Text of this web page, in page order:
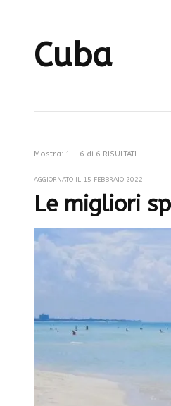
Cuba
Mostra: 1 - 6 di 6 RISULTATI
AGGIORNATO IL 15 FEBBRAIO 2022
Le migliori